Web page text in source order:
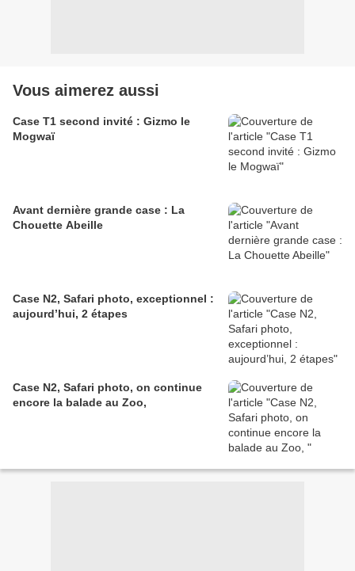
Vous aimerez aussi
Case T1 second invité : Gizmo le
Mogwaï
Avant dernière grande case : La
Chouette Abeille
Case N2, Safari photo, exceptionnel :
aujourd’hui, 2 étapes
Case N2, Safari photo, on continue
encore la balade au Zoo,